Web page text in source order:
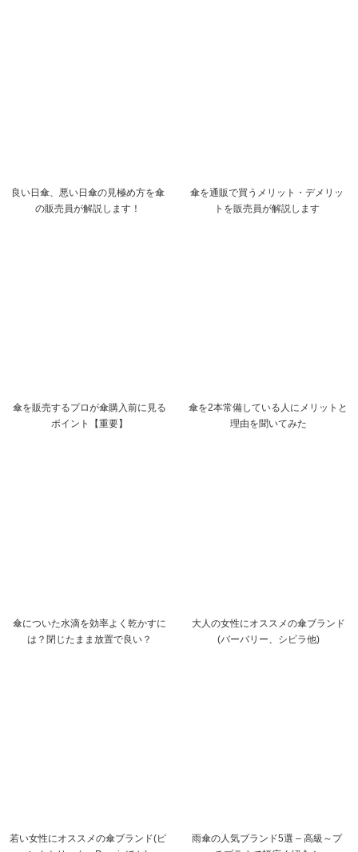
良い日傘、悪い日傘の見極め方を傘
の販売員が解説します！
傘を通販で買うメリット・デメリッ
トを販売員が解説します
傘を販売するプロが傘購入前に見る
ポイント【重要】
傘を2本常備している人にメリットと
理由を聞いてみた
傘についた水滴を効率よく乾かすに
は？閉じたまま放置で良い？
大人の女性にオススメの傘ブランド
(バーバリー、シビラ他)
若い女性にオススメの傘ブランド(ピ
雨傘の人気ブランド5選 – 高級～プ